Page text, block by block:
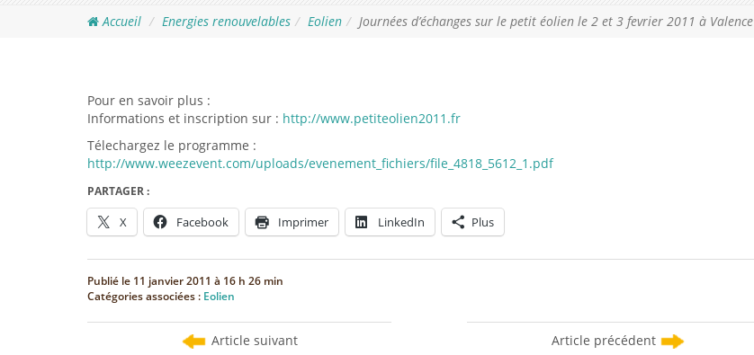
Accueil Energies renouvelables Eolien Journées d’échanges sur le petit éolien le 2 et 3 fevrier 2011 à Valence
Pour en savoir plus :
Informations et inscription sur : http://www.petiteolien2011.fr
Télechargez le programme :
http://www.weezevent.com/uploads/evenement_fichiers/file_4818_5612_1.pdf
PARTAGER :
X Facebook Imprimer LinkedIn Plus
Publié le 11 janvier 2011 à 16 h 26 min
Catégories associées : Eolien
Article suivant Article précédent